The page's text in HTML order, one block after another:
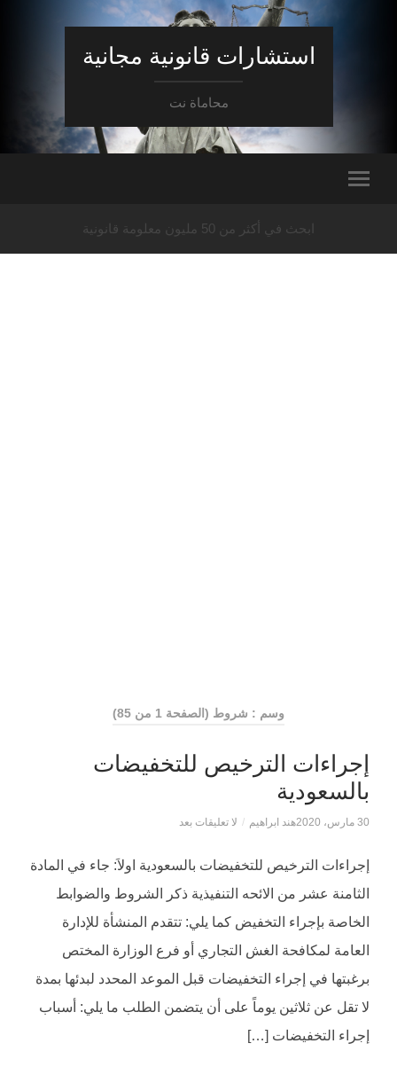
استشارات قانونية مجانية
محاماة نت
ابحث في أكثر من 50 مليون معلومة قانونية
وسم : شروط (الصفحة 1 من 85)
إجراءات الترخيص للتخفيضات
بالسعودية
30 مارس، 2020 هند ابراهيم / لا تعليقات بعد
إجراءات الترخيص للتخفيضات بالسعودية اولاَ: جاء في المادة
الثامنة عشر من الائحه التنفيذية ذكر الشروط والضوابط
الخاصة بإجراء التخفيض كما يلي: تتقدم المنشأة للإدارة
العامة لمكافحة الغش التجاري أو فرع الوزارة المختص
برغبتها في إجراء التخفيضات قبل الموعد المحدد لبدئها بمدة
لا تقل عن ثلاثين يوماً على أن يتضمن الطلب ما يلي: أسباب
إجراء التخفيضات […]